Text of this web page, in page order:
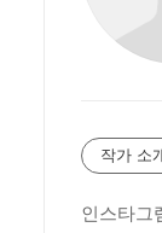
작가 소
인스타그